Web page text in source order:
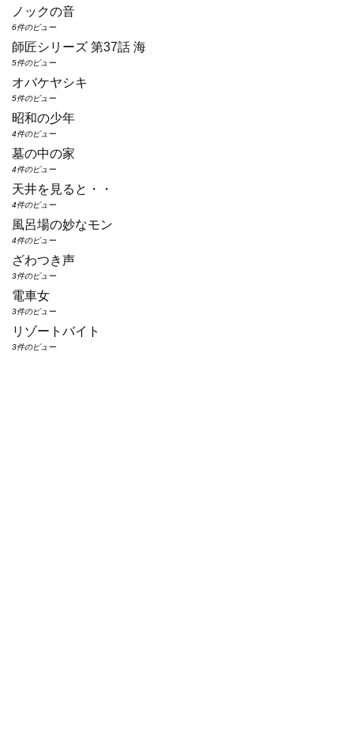
ノックの音
6件のビュー
師匠シリーズ 第37話 海
5件のビュー
オバケヤシキ
5件のビュー
昭和の少年
4件のビュー
墓の中の家
4件のビュー
天井を見ると・・
4件のビュー
風呂場の妙なモン
4件のビュー
ざわつき声
3件のビュー
電車女
3件のビュー
リゾートバイト
3件のビュー